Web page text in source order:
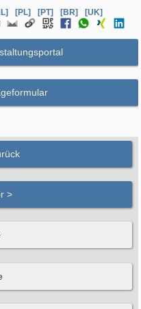
[PL] [PT] [BR]
[UK]